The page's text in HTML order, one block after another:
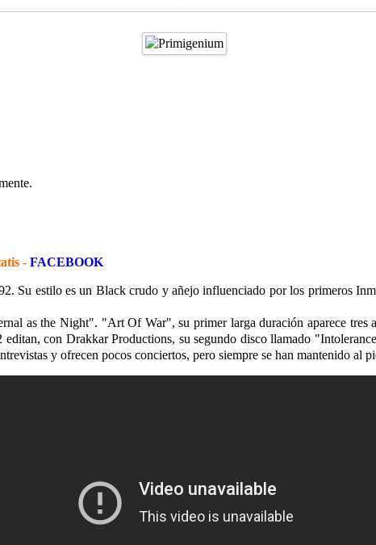
- FACEBOOK
Su estilo es un Black crudo y añejo influenciado por los primeros
as the Night". "Art Of War", su primer larga duración aparece tres
con Drakkar Productions, su segundo disco llamado
y ofrecen pocos conciertos, pero siempre se han mantenido al